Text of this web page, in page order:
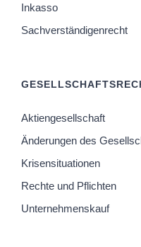
Inkasso
Sachverständigenrecht
Aktiengesellschaft
Änderungen des
Krisensituationen
Rechte und Pflichten
Unternehmenskauf